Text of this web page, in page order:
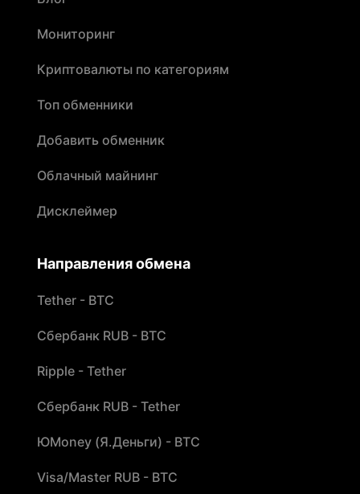
Мониторинг
Криптовалюты по категориям
Топ обменники
Добавить обменник
Облачный майнинг
Дисклеймер
Направления обмена
Tether - BTC
Сбербанк RUB - BTC
Ripple - Tether
Сбербанк RUB - Tether
ЮMoney (Я.Деньги) - BTC
Visa/Master RUB - BTC